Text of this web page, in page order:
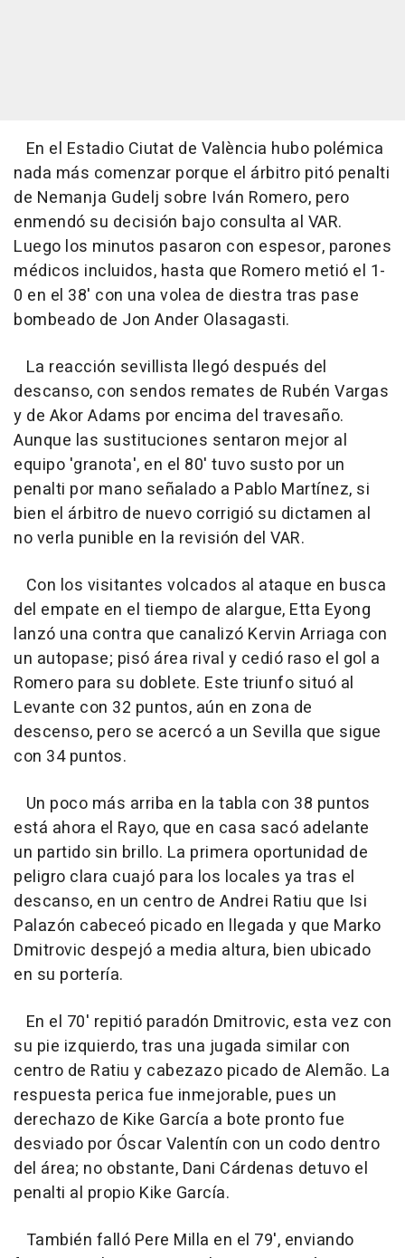
En el Estadio Ciutat de València hubo polémica
nada más comenzar porque el árbitro pitó penalti
de Nemanja Gudelj sobre Iván Romero, pero
enmendó su decisión bajo consulta al VAR.
Luego los minutos pasaron con espesor, parones
médicos incluidos, hasta que Romero metió el 1-
0 en el 38' con una volea de diestra tras pase
bombeado de Jon Ander Olasagasti.
La reacción sevillista llegó después del
descanso, con sendos remates de Rubén Vargas
y de Akor Adams por encima del travesaño.
Aunque las sustituciones sentaron mejor al
equipo 'granota', en el 80' tuvo susto por un
penalti por mano señalado a Pablo Martínez, si
bien el árbitro de nuevo corrigió su dictamen al
no verla punible en la revisión del VAR.
Con los visitantes volcados al ataque en busca
del empate en el tiempo de alargue, Etta Eyong
lanzó una contra que canalizó Kervin Arriaga con
un autopase; pisó área rival y cedió raso el gol a
Romero para su doblete. Este triunfo situó al
Levante con 32 puntos, aún en zona de
descenso, pero se acercó a un Sevilla que sigue
con 34 puntos.
Un poco más arriba en la tabla con 38 puntos
está ahora el Rayo, que en casa sacó adelante
un partido sin brillo. La primera oportunidad de
peligro clara cuajó para los locales ya tras el
descanso, en un centro de Andrei Ratiu que Isi
Palazón cabeceó picado en llegada y que Marko
Dmitrovic despejó a media altura, bien ubicado
en su portería.
En el 70' repitió paradón Dmitrovic, esta vez con
su pie izquierdo, tras una jugada similar con
centro de Ratiu y cabezazo picado de Alemão. La
respuesta perica fue inmejorable, pues un
derechazo de Kike García a bote pronto fue
desviado por Óscar Valentín con un codo dentro
del área; no obstante, Dani Cárdenas detuvo el
penalti al propio Kike García.
También falló Pere Milla en el 79', enviando